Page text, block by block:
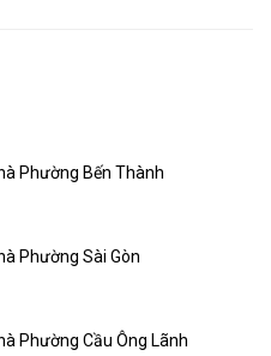
Phường Bến Thành
Phường Sài Gòn
Phường Cầu Ông Lãnh